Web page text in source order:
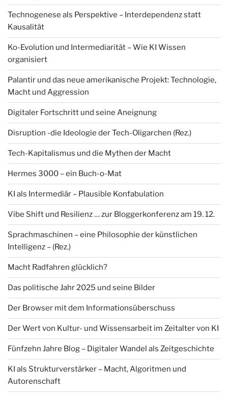
Technogenese als Perspektive – Interdependenz statt
Kausalität
Ko-Evolution und Intermediarität – Wie KI Wissen
organisiert
Palantir und das neue amerikanische Projekt: Technologie,
Macht und Aggression
Digitaler Fortschritt und seine Aneignung
Disruption -die Ideologie der Tech-Oligarchen (Rez.)
Tech-Kapitalismus und die Mythen der Macht
Hermes 3000 – ein Buch-o-Mat
KI als Intermediär – Plausible Konfabulation
Vibe Shift und Resilienz … zur Bloggerkonferenz am 19. 12.
Sprachmaschinen – eine Philosophie der künstlichen
Intelligenz – (Rez.)
Macht Radfahren glücklich?
Das politische Jahr 2025 und seine Bilder
Der Browser mit dem Informationsüberschuss
Der Wert von Kultur- und Wissensarbeit im Zeitalter von KI
Fünfzehn Jahre Blog – Digitaler Wandel als Zeitgeschichte
KI als Strukturverstärker – Macht, Algoritmen und
Autorenschaft